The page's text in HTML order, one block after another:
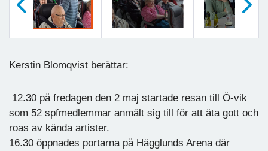
Kerstin Blomqvist berättar:
12.30 på fredagen den 2 maj startade resan till Ö-vik
som 52 spfmedlemmar anmält sig till för att äta gott och
roas av kända artister.
16.30 öppnades portarna på Hägglunds Arena där